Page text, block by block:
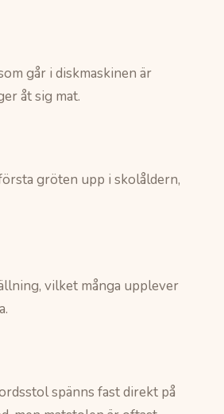
går i diskmaskinen är
åt sig mat.
gröten upp i skolåldern,
vilket många upplever
spänns fast direkt på